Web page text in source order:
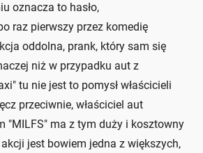
oznacza to hasło,
raz pierwszy przez komedię
oddolna, prank, który sam się
niż w przypadku aut z
tu nie jest to pomysł właścicieli
przeciwnie, właściciel aut
"MILFS" ma z tym duży i kosztowny
jest bowiem jedna z większych,